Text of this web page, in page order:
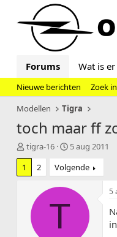
Forums Wat is
Nieuwe berichten
Zoek
Modellen
Tigra
toch maar ff
T
o
i
tigra-16
S
a
r
t
5 aug 2011
1
2 Volgende
T
5